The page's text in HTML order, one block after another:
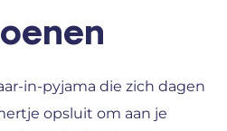
in-pyjama die zich dagen
opsluit om aan je